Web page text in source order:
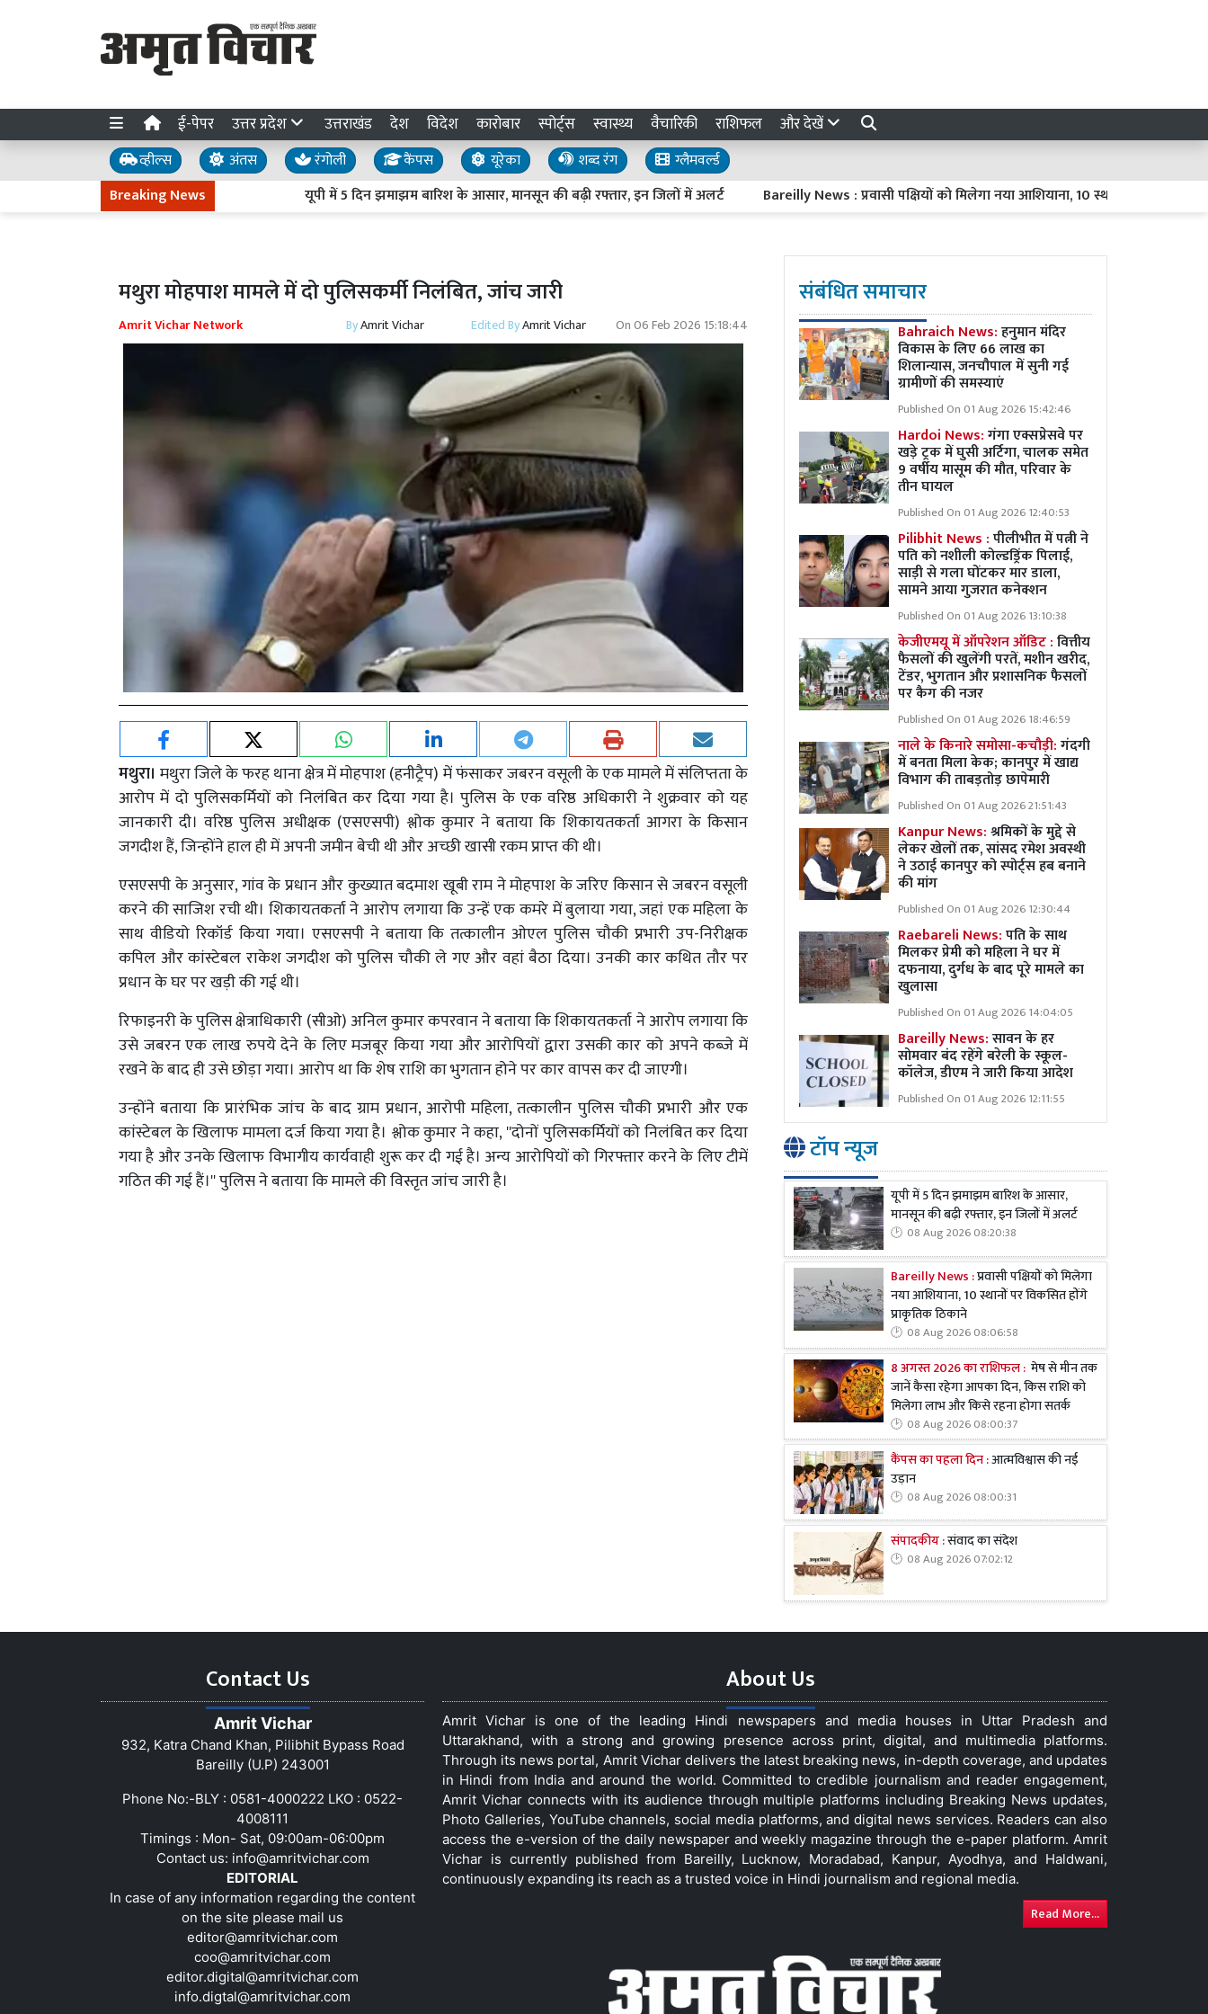
ई-पेपर उत्तर प्रदेश उत्तराखंड देश विदेश कारोबार स्पोर्ट्स स्वास्थ्य वैचारिकी राशिफल और देखें
व्हील्स अंतस रंगोली कैंपस यूरेका शब्द रंग
ग्लैमवर्ल्ड
Breaking News
यूपी में 5 दिन झमाझम बारिश के आसार, मानसून की बढ़ी रफ्तार, इन जिलों में अलर्ट Bareilly News : प्रवासी पक्षियों को मिलेगा नया आशियाना, 10 स्थानों पर विकसित होंगे
मथुरा मोहपाश मामले में दो पुलिसकर्मी निलंबित, जांच जारी
Amrit Vichar Network ByAmrit Vichar Edited ByAmrit Vichar On06 Feb 2026 15:18:44
मथुरा। मथुरा जिले के फरह थाना क्षेत्र में मोहपाश (हनीट्रैप) में फंसाकर जबरन वसूली के एक मामले में संलिप्तता के
आरोप में दो पुलिसकर्मियों को निलंबित कर दिया गया है। पुलिस के एक वरिष्ठ अधिकारी ने शुक्रवार को यह
जानकारी दी। वरिष्ठ पुलिस अधीक्षक (एसएसपी) श्लोक कुमार ने बताया कि शिकायतकर्ता आगरा के किसान
जगदीश हैं, जिन्होंने हाल ही में अपनी जमीन बेची थी और अच्छी खासी रकम प्राप्त की थी।
एसएसपी के अनुसार, गांव के प्रधान और कुख्यात बदमाश ​​खूबी राम ने मोहपाश के जरिए किसान से जबरन वसूली
करने की साजिश रची थी। शिकायतकर्ता ने आरोप लगाया कि उन्हें एक कमरे में बुलाया गया, जहां एक महिला के
साथ वीडियो रिकॉर्ड किया गया। एसएसपी ने बताया कि तत्कालीन ओएल पुलिस चौकी प्रभारी उप-निरीक्षक
कपिल और कांस्टेबल राकेश जगदीश को पुलिस चौकी ले गए और वहां बैठा दिया। उनकी कार कथित तौर पर
प्रधान के घर पर खड़ी की गई थी।
रिफाइनरी के पुलिस क्षेत्राधिकारी (सीओ) अनिल कुमार कपरवान ने बताया कि शिकायतकर्ता ने आरोप लगाया कि
उसे जबरन एक लाख रुपये देने के लिए मजबूर किया गया और आरोपियों द्वारा उसकी कार को अपने कब्जे में
रखने के बाद ही उसे छोड़ा गया। आरोप था कि शेष राशि का भुगतान होने पर कार वापस कर दी जाएगी।
उन्होंने बताया कि प्रारंभिक जांच के बाद ग्राम प्रधान, आरोपी महिला, तत्कालीन पुलिस चौकी प्रभारी और एक
कांस्टेबल के खिलाफ मामला दर्ज किया गया है। श्लोक कुमार ने कहा, ''दोनों पुलिसकर्मियों को निलंबित कर दिया
गया है और उनके खिलाफ विभागीय कार्यवाही शुरू कर दी गई है। अन्य आरोपियों को गिरफ्तार करने के लिए टीमें
गठित की गई हैं।'' पुलिस ने बताया कि मामले की विस्तृत जांच जारी है।
संबंधित समाचार
Bahraich News:हनुमान मंदिर
विकास के लिए 66 लाख का
शिलान्यास, जनचौपाल में सुनी गई
ग्रामीणों की समस्याएं
Published On 01 Aug 2026 15:42:46
Hardoi News:गंगा एक्सप्रेसवे पर
खड़े ट्रक में घुसी अर्टिगा, चालक समेत
9 वर्षीय मासूम की मौत, परिवार के
तीन घायल
Published On 01 Aug 2026 12:40:53
Pilibhit News :पीलीभीत में पत्नी ने
पति को नशीली कोल्डड्रिंक पिलाई,
साड़ी से गला घोंटकर मार डाला,
सामने आया गुजरात कनेक्शन
Published On 01 Aug 2026 13:10:38
केजीएमयू में ऑपरेशन ऑडिट :वित्तीय
फैसलों की खुलेंगी परतें, मशीन खरीद,
टेंडर, भुगतान और प्रशासनिक फैसलों
पर कैग की नजर
Published On 01 Aug 2026 18:46:59
नाले के किनारे समोसा-कचौड़ी:गंदगी
में बनता मिला केक; कानपुर में खाद्य
विभाग की ताबड़तोड़ छापेमारी
Published On 01 Aug 2026 21:51:43
Kanpur News:श्रमिकों के मुद्दे से
लेकर खेलों तक, सांसद रमेश अवस्थी
ने उठाई कानपुर को स्पोर्ट्स हब बनाने
की मांग
Published On 01 Aug 2026 12:30:44
Raebareli News:पति के साथ
मिलकर प्रेमी को महिला ने घर में
दफनाया, दुर्गध के बाद पूरे मामले का
खुलासा
Published On 01 Aug 2026 14:04:05
Bareilly News:सावन के हर
सोमवार बंद रहेंगे बरेली के स्कूल-
कॉलेज, डीएम ने जारी किया आदेश
Published On 01 Aug 2026 12:11:55
टॉप न्यूज
यूपी में 5 दिन झमाझम बारिश के आसार,
मानसून की बढ़ी रफ्तार, इन जिलों में अलर्ट
08 Aug 2026 08:20:38
Bareilly News :प्रवासी पक्षियों को मिलेगा
नया आशियाना, 10 स्थानों पर विकसित होंगे
प्राकृतिक ठिकाने
08 Aug 2026 08:06:58
8 अगस्त 2026 का राशिफल : मेष से मीन तक
जानें कैसा रहेगा आपका दिन, किस राशि को
मिलेगा लाभ और किसे रहना होगा सतर्क
08 Aug 2026 08:00:37
कैंपस का पहला दिन :आत्मविश्वास की नई
उड़ान
08 Aug 2026 08:00:31
संपादकीय :संवाद का संदेश
08 Aug 2026 07:02:12
Contact Us
Amrit Vichar
932, Katra Chand Khan, Pilibhit Bypass Road
Bareilly (U.P) 243001
Phone No:-BLY : 0581-4000222 LKO : 0522-
4008111
Timings : Mon- Sat, 09:00am-06:00pm
Contact us: info@amritvichar.com
EDITORIAL
In case of any information regarding the content
on the site please mail us
editor@amritvichar.com
coo@amritvichar.com
editor.digital@amritvichar.com
info.digtal@amritvichar.com
About Us
Amrit Vichar is one of the leading Hindi newspapers and media houses in Uttar Pradesh and
Uttarakhand, with a strong and growing presence across print, digital, and multimedia platforms.
Through its news portal, Amrit Vichar delivers the latest breaking news, in-depth coverage, and updates
in Hindi from India and around the world. Committed to credible journalism and reader engagement,
Amrit Vichar connects with its audience through multiple platforms including Breaking News updates,
Photo Galleries, YouTube channels, social media platforms, and digital news services. Readers can also
access the e-version of the daily newspaper and weekly magazine through the e-paper platform. Amrit
Vichar is currently published from Bareilly, Lucknow, Moradabad, Kanpur, Ayodhya, and Haldwani,
continuously expanding its reach as a trusted voice in Hindi journalism and regional media.
Read More...